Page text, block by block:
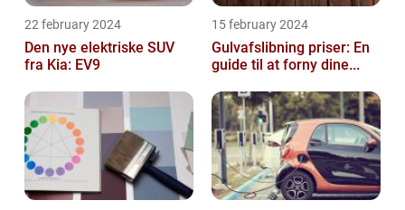
22 february 2024
Den nye elektriske SUV
fra Kia: EV9
15 february 2024
Gulvafslibning priser: En
guide til at forny dine...